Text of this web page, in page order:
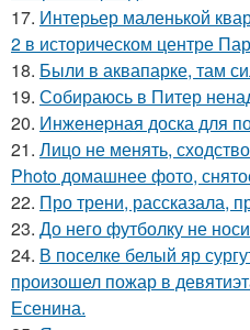
17. Интерьер маленькой
2 в историческом центре
18. Были в аквапарке, там
19. Собираюсь в Питер
20. Инжeнepная доска для
21. Лицо не менять,
Photo домашнее фото,
22. Про трени, рассказала,
23. До него футболку не
24. В поселке белый яр
произошел пожар в
Есенина.